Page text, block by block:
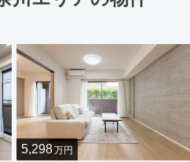
5,298万円